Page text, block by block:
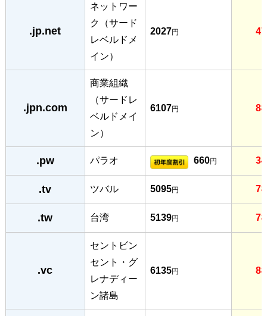
.jp.net
ネットワー
ク（サード
レベルドメ
イン）
2027円
.jpn.com
商業組織
（サードレ
ベルドメイ
ン）
6107円
.pw パラオ 660円
.tv ツバル 5095円
.tw 台湾 5139円
.vc
セントビン
セント・グ
レナディー
ン諸島
6135円